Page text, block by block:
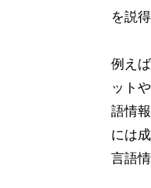
を説
例え
ット
語情
には
言語